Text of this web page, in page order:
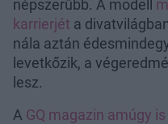
népszerűbb. A modell
karrierjét a
nála aztán
levetkőzik, a
lesz.
A GQ magazin amúgy